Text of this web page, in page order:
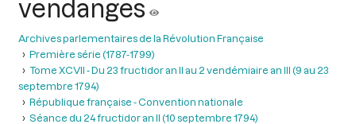
vendanges
Archives parlementaires de la Révolution Française
Première série (1787-1799)
Tome XCVII - Du 23 fructidor an II au 2 vendémiaire an III (9 au 23
septembre 1794)
République française - Convention nationale
Séance du 24 fructidor an II (10 septembre 1794)